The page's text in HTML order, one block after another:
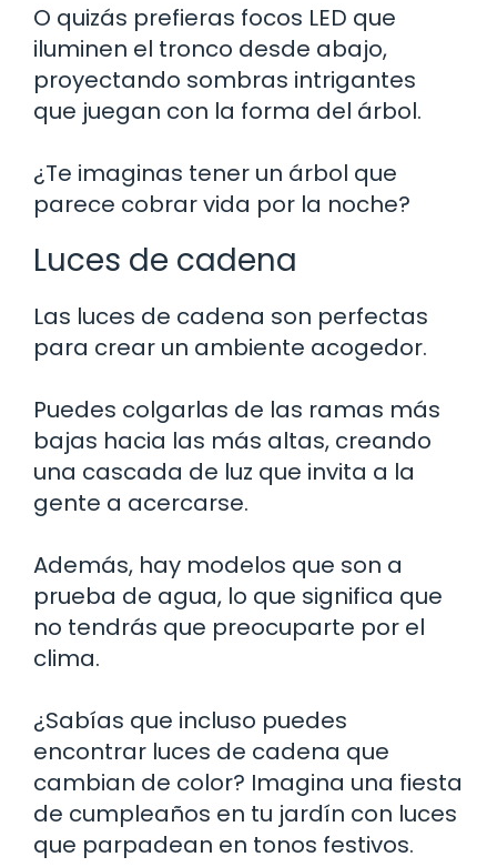
O quizás prefieras focos LED que
iluminen el tronco desde abajo,
proyectando sombras intrigantes
que juegan con la forma del árbol.
¿Te imaginas tener un árbol que
parece cobrar vida por la noche?
Luces de cadena
Las luces de cadena son perfectas
para crear un ambiente acogedor.
Puedes colgarlas de las ramas más
bajas hacia las más altas, creando
una cascada de luz que invita a la
gente a acercarse.
Además, hay modelos que son a
prueba de agua, lo que significa que
no tendrás que preocuparte por el
clima.
¿Sabías que incluso puedes
encontrar luces de cadena que
cambian de color? Imagina una fiesta
de cumpleaños en tu jardín con luces
que parpadean en tonos festivos.